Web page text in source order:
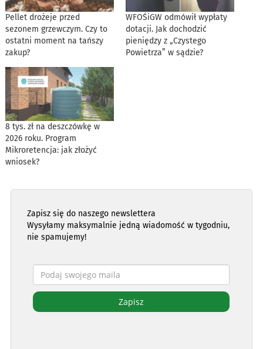
Pellet drożeje przed
sezonem grzewczym. Czy to
ostatni moment na tańszy
zakup?
WFOŚiGW odmówił wypłaty
dotacji. Jak dochodzić
pieniędzy z „Czystego
Powietrza” w sądzie?
8 tys. zł na deszczówkę w
2026 roku. Program
Mikroretencja: jak złożyć
wniosek?
Zapisz się do naszego newslettera
Wysyłamy maksymalnie jedną wiadomość w tygodniu,
nie spamujemy!